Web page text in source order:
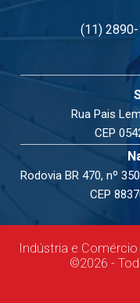
(11)
Rua Pais
CEP
Rodovia BR 470, nº
CEP
Indústria e Comércio
©2026 -